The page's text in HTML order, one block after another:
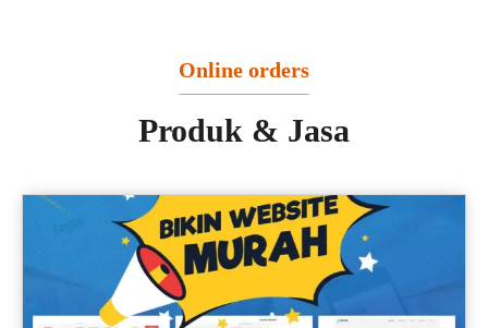
Online orders
Produk & Jasa